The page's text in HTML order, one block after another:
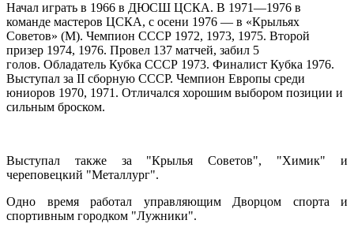
Начал играть в 1966 в ДЮСШ ЦСКА. В 1971—1976 в
команде мастеров ЦСКА, с осени 1976 — в «Крыльях
Советов» (М). Чемпион СССР 1972, 1973, 1975. Второй
призер 1974, 1976. Провел 137 матчей, забил 5
голов. Обладатель Кубка СССР 1973. Финалист Кубка 1976.
Выступал за II сборную СССР. Чемпион Европы среди
юниоров 1970, 1971. Отличался хорошим выбором позиции и
сильным броском.
Выступал также за "Крылья Советов", "Химик" и
череповецкий "Металлург".
Одно время работал управляющим Дворцом спорта и
спортивным городком "Лужники".